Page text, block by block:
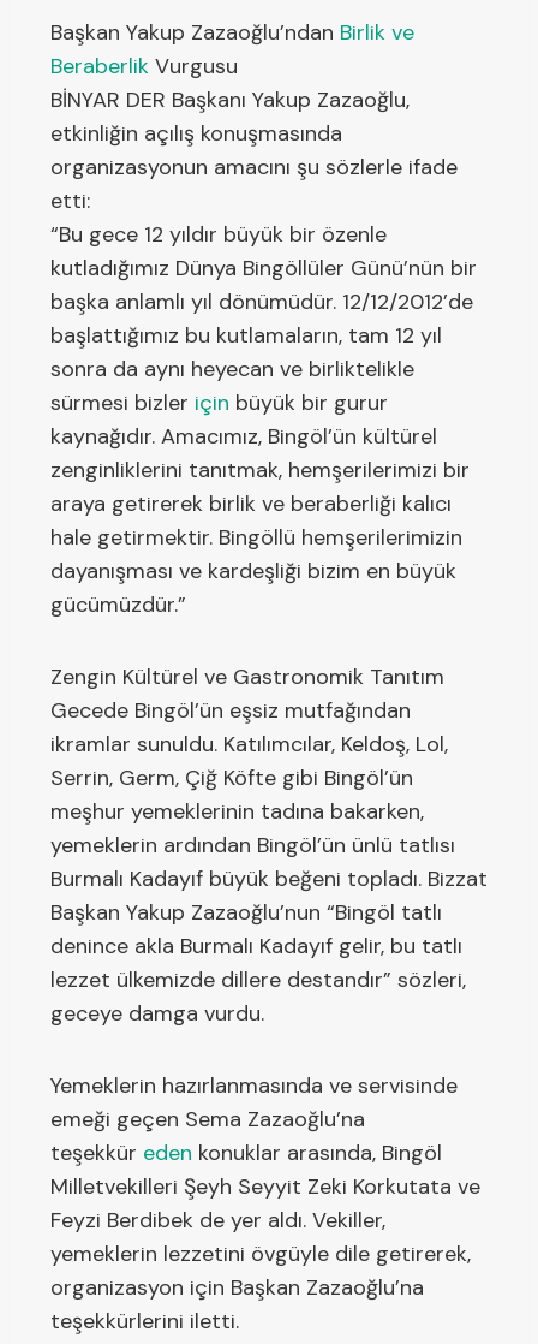
Başkan Yakup Zazaoğlu’ndan Birlik ve
Beraberlik Vurgusu
BİNYAR DER Başkanı Yakup Zazaoğlu,
etkinliğin açılış konuşmasında
organizasyonun amacını şu sözlerle ifade
etti:
“Bu gece 12 yıldır büyük bir özenle
kutladığımız Dünya Bingöllüler Günü’nün bir
başka anlamlı yıl dönümüdür. 12/12/2012’de
başlattığımız bu kutlamaların, tam 12 yıl
sonra da aynı heyecan ve birliktelikle
sürmesi bizler için büyük bir gurur
kaynağıdır. Amacımız, Bingöl’ün kültürel
zenginliklerini tanıtmak, hemşerilerimizi bir
araya getirerek birlik ve beraberliği kalıcı
hale getirmektir. Bingöllü hemşerilerimizin
dayanışması ve kardeşliği bizim en büyük
gücümüzdür.”
Zengin Kültürel ve Gastronomik Tanıtım
Gecede Bingöl’ün eşsiz mutfağından
ikramlar sunuldu. Katılımcılar, Keldoş, Lol,
Serrin, Germ, Çiğ Köfte gibi Bingöl’ün
meşhur yemeklerinin tadına bakarken,
yemeklerin ardından Bingöl’ün ünlü tatlısı
Burmalı Kadayıf büyük beğeni topladı. Bizzat
Başkan Yakup Zazaoğlu’nun “Bingöl tatlı
denince akla Burmalı Kadayıf gelir, bu tatlı
lezzet ülkemizde dillere destandır” sözleri,
geceye damga vurdu.
Yemeklerin hazırlanmasında ve servisinde
emeği geçen Sema Zazaoğlu’na
teşekkür eden konuklar arasında, Bingöl
Milletvekilleri Şeyh Seyyit Zeki Korkutata ve
Feyzi Berdibek de yer aldı. Vekiller,
yemeklerin lezzetini övgüyle dile getirerek,
organizasyon için Başkan Zazaoğlu’na
teşekkürlerini iletti.